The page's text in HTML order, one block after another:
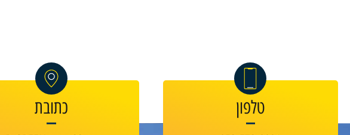
טלפון כתובת